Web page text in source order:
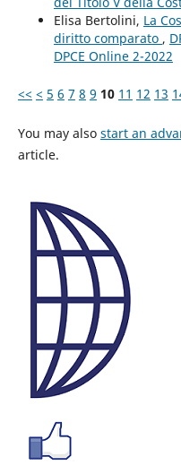
Elisa Bertolini, La
diritto comparato ,
DPCE Online 2-2022
<< < 5 6 7 8 9 10 11 12 13
You may also start an
article.